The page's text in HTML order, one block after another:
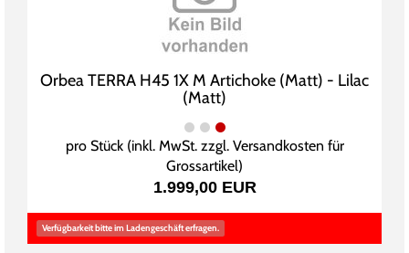
Orbea TERRA H45 1X M Artichoke (Matt) - Lilac
(Matt)
pro Stück (inkl. MwSt. zzgl. Versandkosten für
Grossartikel)
1.999,00 EUR
Verfügbarkeit bitte im Ladengeschäft erfragen.